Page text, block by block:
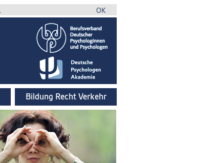
OK
Bildung Recht Verkehr